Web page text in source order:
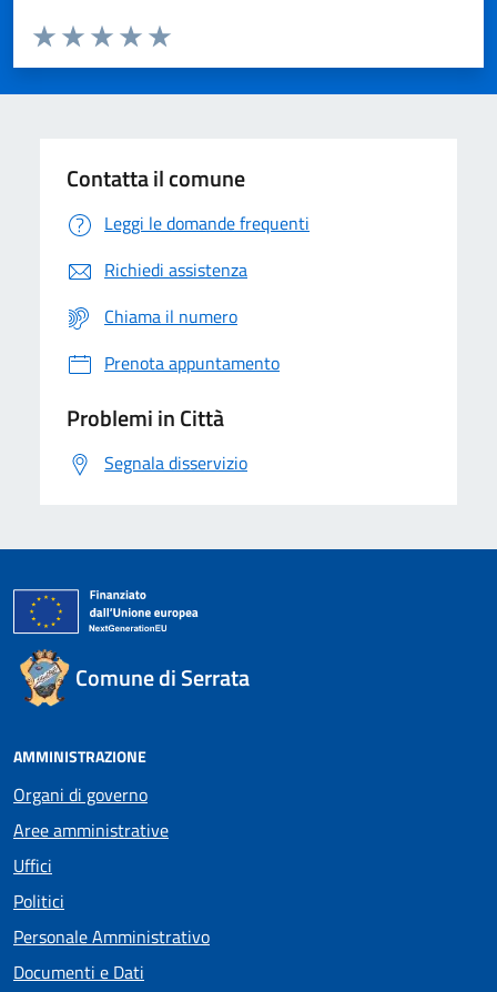
Domanda
Valuta da 1 a 5 stelle la pagina
Valuta 5 stelle su 5
Valuta 4 stelle su 5
Valuta 3 stelle su 5
Valuta 2 stelle su 5
Valuta 1 stelle su 5
Contatta il comune
Leggi le domande frequenti
Richiedi assistenza
Chiama il numero
Prenota appuntamento
Problemi in Città
Segnala disservizio
Comune di Serrata
AMMINISTRAZIONE
Organi di governo
Aree amministrative
Uffici
Politici
Personale Amministrativo
Documenti e Dati